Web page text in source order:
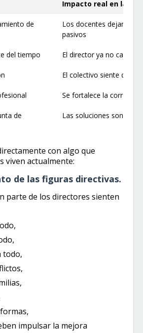
Impacto real en la
de
Los docentes dejan de
pasivos
del tiempo El director ya no carga
El colectivo siente que
Se fortalece la
de
Las soluciones son más
con algo que
viven actualmente:
de las figuras directivas.
parte de los directores sienten
todo,
impulsar la mejora